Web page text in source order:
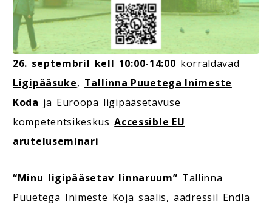
26. septembril kell 10:00-14:00 korraldavad
Ligipääsuke, Tallinna Puuetega Inimeste
Koda ja Euroopa ligipääsetavuse
kompetentsikeskusAccessible EU
aruteluseminari
“Minu ligipääsetav linnaruum” Tallinna
Puuetega Inimeste Koja saalis, aadressil Endla